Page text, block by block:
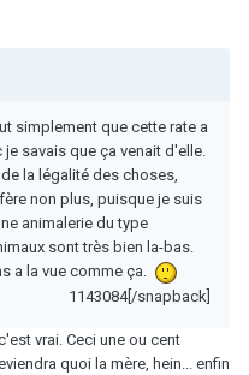
simplement que cette rate a
savais que ça venait d'elle.
la légalité des choses,
non plus, puisque je suis
animalerie du type
sont très bien la-bas.
a la vue comme ça.
1143084[/snapback]
vrai. Ceci une ou cent
quoi la mère, hein... enfin